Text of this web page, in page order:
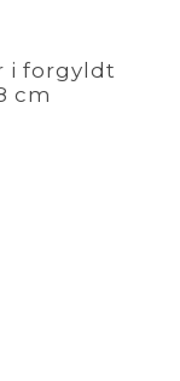
i forgyldt
cm